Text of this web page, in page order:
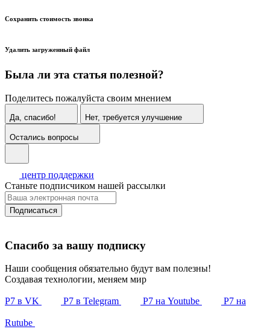
Сохранить стоимость звонка
Удалить загруженный файл
Была ли эта статья полезной?
Поделитесь пожалуйста своим мнением
Да, спасибо! Нет, требуется улучшение
Остались вопросы
центр поддержки
Станьте подписчиком нашей рассылки
Подписаться
Спасибо за вашу подписку
Наши сообщения обязательно будут вам полезны!
Создавая технологии, меняем мир
Р7 в VK Р7 в Telegram Р7 на Youtube Р7 на
Rutube